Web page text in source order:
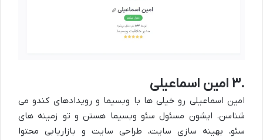
۳. امین اسماعیلی
امین اسماعیلی رو خیلی ها با وبسیما و رویدادهای کندو می
شناسن. ایشون مسئول سئو وبسیما هستن و تو زمینه های
سئو، بهینه سازی سایت، طراحی سایت و بازاریابی محتوا